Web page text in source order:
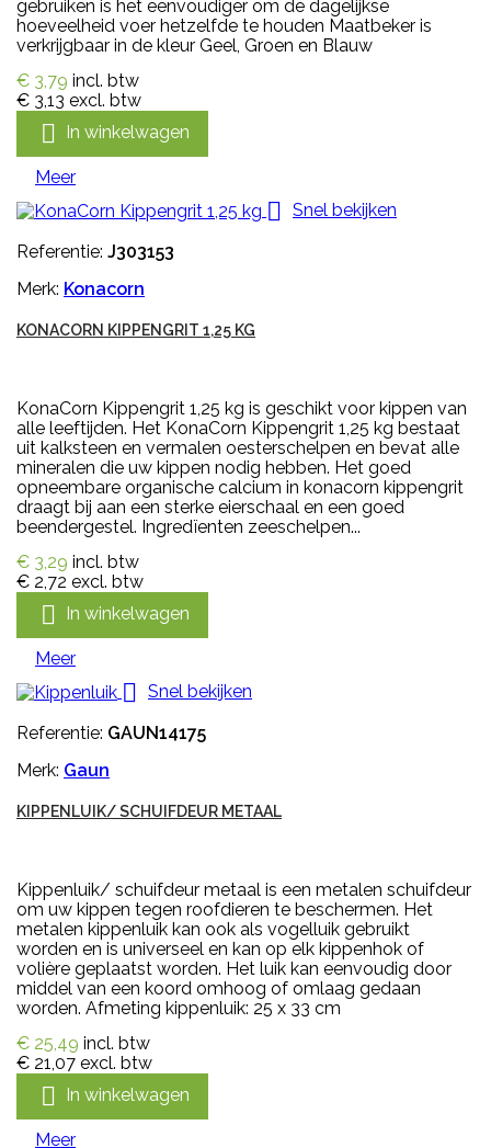
gebruiken is het eenvoudiger om de dagelijkse
hoeveelheid voer hetzelfde te houden Maatbeker is
verkrijgbaar in de kleur Geel, Groen en Blauw
€ 3,79 incl. btw
€ 3,13 excl. btw
 In winkelwagen
Meer
 Snel bekijken
Referentie: J303153
Merk: Konacorn
KONACORN KIPPENGRIT 1,25 KG
KonaCorn Kippengrit 1,25 kg is geschikt voor kippen van
alle leeftijden. Het KonaCorn Kippengrit 1,25 kg bestaat
uit kalksteen en vermalen oesterschelpen en bevat alle
mineralen die uw kippen nodig hebben. Het goed
opneembare organische calcium in konacorn kippengrit
draagt bij aan een sterke eierschaal en een goed
beendergestel. Ingredïenten zeeschelpen...
€ 3,29 incl. btw
€ 2,72 excl. btw
 In winkelwagen
Meer
 Snel bekijken
Referentie: GAUN14175
Merk: Gaun
KIPPENLUIK/ SCHUIFDEUR METAAL
Kippenluik/ schuifdeur metaal is een metalen schuifdeur
om uw kippen tegen roofdieren te beschermen. Het
metalen kippenluik kan ook als vogelluik gebruikt
worden en is universeel en kan op elk kippenhok of
volière geplaatst worden. Het luik kan eenvoudig door
middel van een koord omhoog of omlaag gedaan
worden. Afmeting kippenluik: 25 x 33 cm
€ 25,49 incl. btw
€ 21,07 excl. btw
 In winkelwagen
Meer